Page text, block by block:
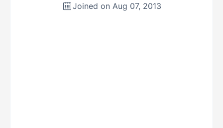
Joined on Aug 07, 2013